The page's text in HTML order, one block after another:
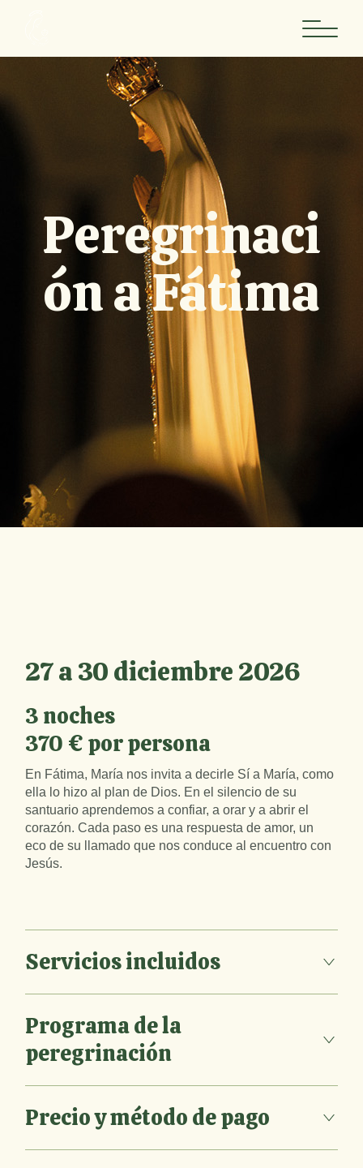
Peregrinaci
ón a Fátima
27 a 30 diciembre 2026
3 noches
370 € por persona
En Fátima, María nos invita a decirle Sí a María, como
ella lo hizo al plan de Dios. En el silencio de su
santuario aprendemos a confiar, a orar y a abrir el
corazón. Cada paso es una respuesta de amor, un
eco de su llamado que nos conduce al encuentro con
Jesús.
Servicios incluidos
Programa de la
peregrinación
Precio y método de pago